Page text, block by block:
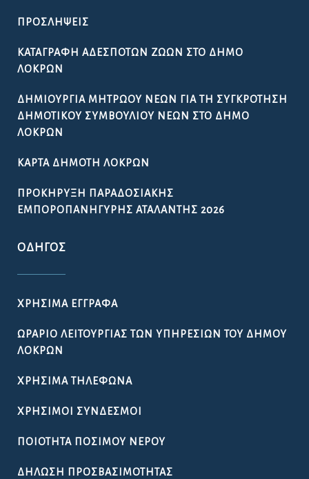
ΠΡΟΣΛΉΨΕΙΣ
ΚΑΤΑΓΡΑΦΉ ΑΔΈΣΠΟΤΩΝ ΖΏΩΝ ΣΤΟ ΔΉΜΟ
ΛΟΚΡΏΝ
ΔΗΜΙΟΥΡΓΊΑ ΜΗΤΡΏΟΥ ΝΈΩΝ ΓΙΑ ΤΗ ΣΥΓΚΡΌΤΗΣΗ
ΔΗΜΟΤΙΚΟΎ ΣΥΜΒΟΥΛΊΟΥ ΝΈΩΝ ΣΤΟ ΔΉΜΟ
ΛΟΚΡΏΝ
ΚΆΡΤΑ ΔΗΜΌΤΗ ΛΟΚΡΏΝ
ΠΡΟΚΉΡΥΞΗ ΠΑΡΑΔΟΣΙΑΚΉΣ
ΕΜΠΟΡΟΠΑΝΉΓΥΡΗΣ ΑΤΑΛΆΝΤΗΣ 2026
ΟΔΗΓΌΣ
ΧΡΉΣΙΜΑ ΈΓΓΡΑΦΑ
ΩΡΆΡΙΟ ΛΕΙΤΟΥΡΓΊΑΣ ΤΩΝ ΥΠΗΡΕΣΙΏΝ ΤΟΥ ΔΉΜΟΥ
ΛΟΚΡΏΝ
ΧΡΉΣΙΜΑ ΤΗΛΈΦΩΝΑ
ΧΡΉΣΙΜΟΙ ΣΎΝΔΕΣΜΟΙ
ΠΟΙΌΤΗΤΑ ΠΌΣΙΜΟΥ ΝΕΡΟΎ
ΔΉΛΩΣΗ ΠΡΟΣΒΑΣΙΜΌΤΗΤΑΣ